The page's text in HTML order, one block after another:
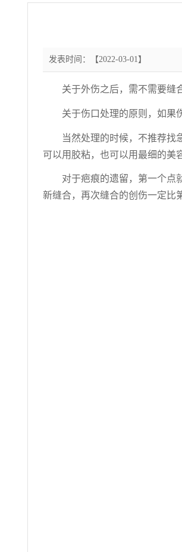
发表时间：【2022-03-01】
关于外伤之后，需不需要缝
关于伤口处理的原则，如果
当然处理的时候，不推荐找
可以用胶粘，也可以用最细的美
对于疤痕的遗留，第一个点
新缝合，再次缝合的创伤一定比